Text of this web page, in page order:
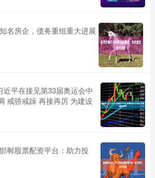
名房企，债务重组重大进展
平在接见第33届奥运会中
戒骄戒躁 再接再厉 为建设
郸股票配资平台：助力投